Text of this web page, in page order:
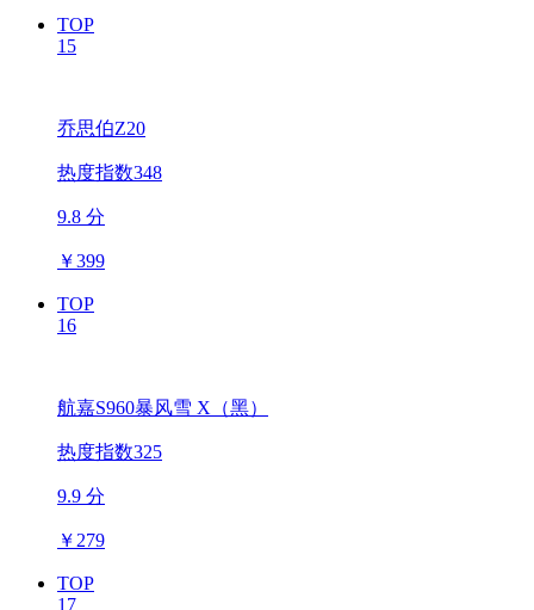
TOP
15
乔思伯Z20
热度指数348
9.8 分
￥399
TOP
16
航嘉S960暴风雪 X（黑）
热度指数325
9.9 分
￥ 279
TOP
17